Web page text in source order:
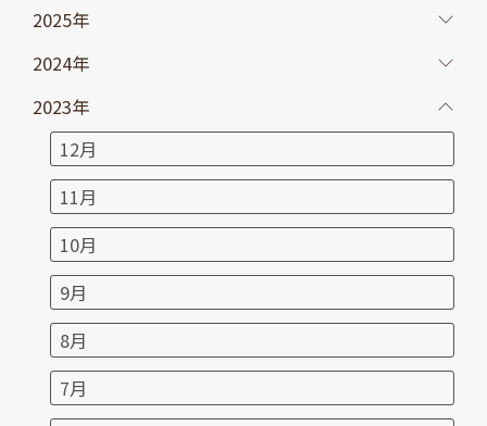
2025年
2024年
2023年
12月
11月
10月
9月
8月
7月